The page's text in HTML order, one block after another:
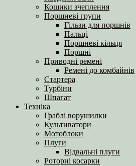
Кошики зчеплення
Поршневі групи
Гільзи для поршнів
Пальці
Поршневі кільця
Поршні
Приводні ремені
Ремені до комбайнів
Стартера
Турбіни
Шпагат
Техніка
Граблі ворушилки
Культиватори
Мотоблоки
Плуги
Відвальні плуги
Роторні косарки